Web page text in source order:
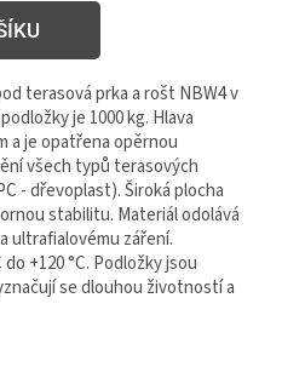
terasová prka a rošt NBW4 v
je 1000 kg. Hlava
a je opatřena opěrnou
všech typů terasových
- dřevoplast). Široká plocha
stabilitu. Materiál odolává
ultrafialovému záření.
+120 °C. Podložky jsou
se dlouhou životností a